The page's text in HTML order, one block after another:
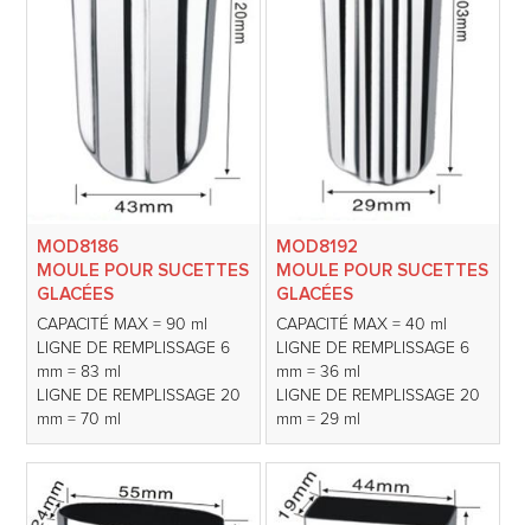
MOD8186
MOULE POUR SUCETTES
GLACÉES
CAPACITÉ MAX = 90 ml
LIGNE DE REMPLISSAGE 6
mm = 83 ml
LIGNE DE REMPLISSAGE 20
mm = 70 ml
MOD8192
MOULE POUR SUCETTES
GLACÉES
CAPACITÉ MAX = 40 ml
LIGNE DE REMPLISSAGE 6
mm = 36 ml
LIGNE DE REMPLISSAGE 20
mm = 29 ml